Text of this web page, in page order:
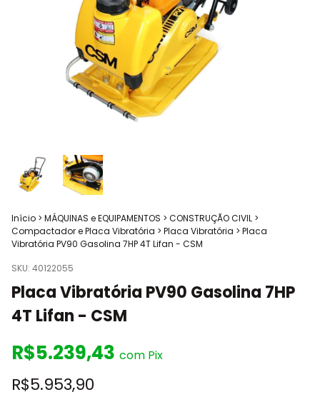
Início > MÁQUINAS e EQUIPAMENTOS > CONSTRUÇÃO CIVIL >
Compactador e Placa Vibratória > Placa Vibratória > Placa
Vibratória PV90 Gasolina 7HP 4T Lifan - CSM
SKU: 40122055
Placa Vibratória PV90 Gasolina 7HP
4T Lifan - CSM
R$5.239,43 com Pix
R$5.953,90